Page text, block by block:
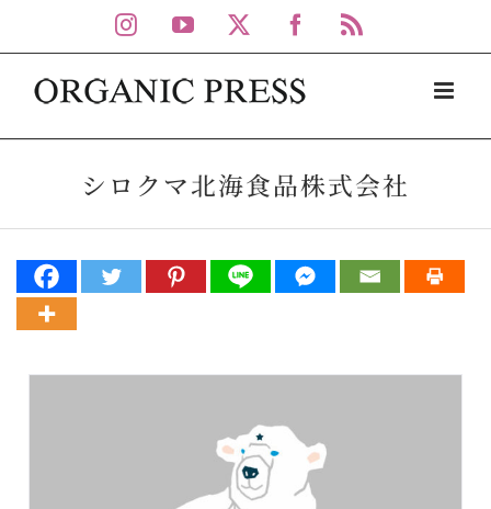
to
content
Instagram
YouTube Facebook
シロクマ北海食品株式会社